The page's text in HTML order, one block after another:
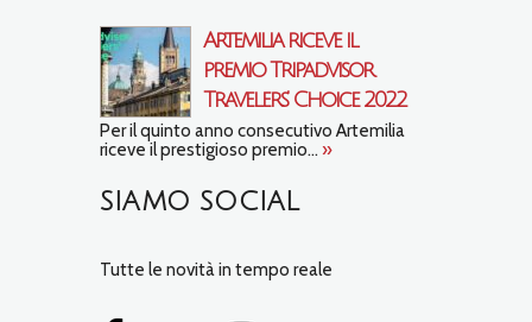
Artemilia riceve il
premio Tripadvisor
Travelers’ Choice 2022
Per il quinto anno consecutivo Artemilia
riceve il prestigioso premio... »
SIAMO SOCIAL
Tutte le novità in tempo reale